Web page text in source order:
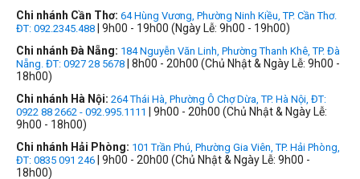
Chi nhánh Cần Thơ: 64 Hùng Vương, Phường Ninh Kiều, TP. Cần Thơ.
ĐT: 092.2345.488 | 9h00 - 19h00 (Ngày Lễ: 9h00 - 19h00)
Chi nhánh Đà Nẵng: 184 Nguyễn Văn Linh, Phường Thanh Khê, TP. Đà
Nẵng. ĐT: 0927 28 5678 | 8h00 - 20h00 (Chủ Nhật & Ngày Lễ: 9h00 -
18h00)
Chi nhánh Hà Nội: 264 Thái Hà, Phường Ô Chợ Dừa, TP. Hà Nội, ĐT:
0922 88 2662 - 092.995.1111
| 9h00 - 20h00 (Chủ Nhật & Ngày Lễ:
9h00 - 18h00)
Chi nhánh Hải Phòng: 101 Trần Phú, Phường Gia Viên, TP. Hải Phòng,
ĐT: 0835 091 246 | 9h00 - 20h00 (Chủ Nhật & Ngày Lễ: 9h00 -
18h00)